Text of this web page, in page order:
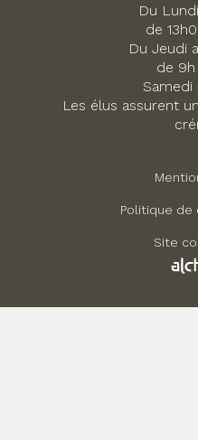
Du
de
Du Jeudi
de 9h
Samedi
Les élus assurent
Politique
Site